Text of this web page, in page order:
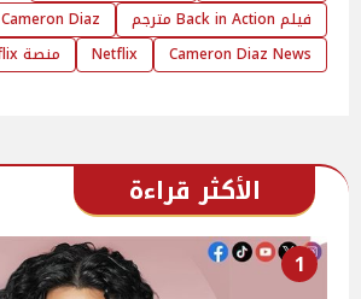
فيلم Back in Action مترجم
Cameron Diaz
Cameron Diaz News
Netflix منصة Netflix
الأكثر قراءة
1